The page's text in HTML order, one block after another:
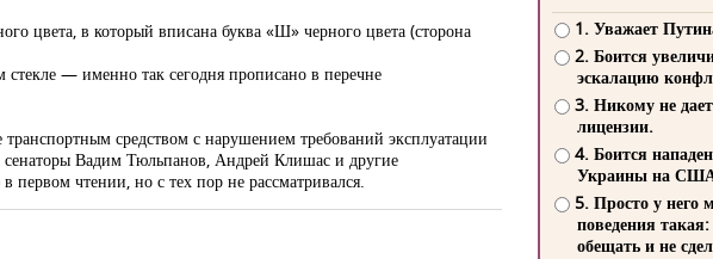
цвета, в который вписана буква «Ш» черного цвета (сторона
— именно так сегодня прописано в перечне
средством с нарушением требований эксплуатации
Вадим Тюльпанов, Андрей Клишас и другие
чтении, но с тех пор не рассматривался.
1. Уважает
2. Боится
эскалацию
3. Никому не
лицензии.
4. Боится
Украины на
5. Просто у него
поведения такая:
обещать и не